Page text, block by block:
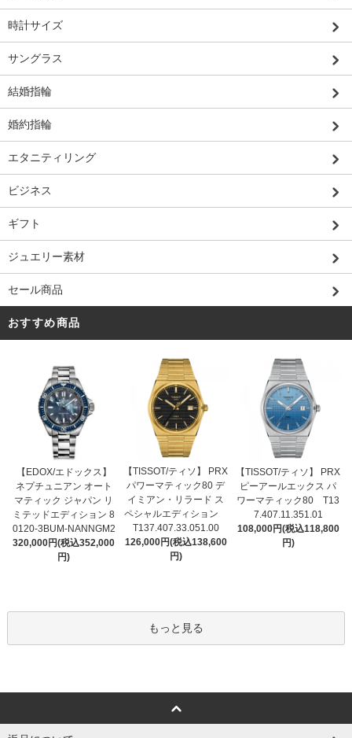
時計サイズ
サングラス
結婚指輪
婚約指輪
エタニティリング
ビジネス
ギフト
ジュエリー素材
セール商品
おすすめ商品
【EDOX/エドックス】
ネプチュニアン オート
マティック ジャパン リ
ミテッドエディション 8
0120-3BUM-NANNGM2
320,000円(税込352,000
円)
【TISSOT/ティソ】 PRX
パワーマティック80 デ
イミアン・リラード ス
ペシャルエディション
T137.407.33.051.00
126,000円(税込138,600
円)
【TISSOT/ティソ】 PRX
ピーアールエックス パ
ワーマティック80 T13
7.407.11.351.01
108,000円(税込118,800
円)
もっと見る